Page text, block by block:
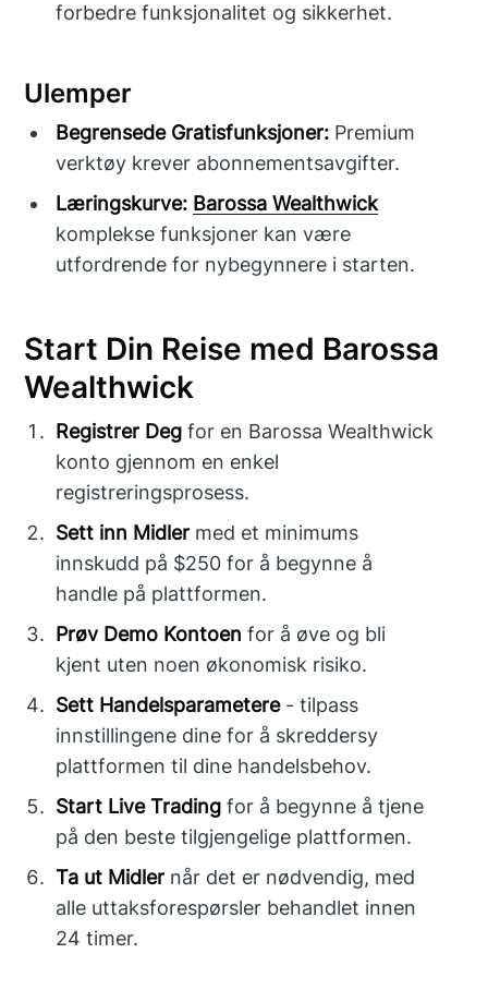
forbedre funksjonalitet og sikkerhet.
Ulemper
Begrensede Gratisfunksjoner: Premium
verktøy krever abonnementsavgifter.
Læringskurve: Barossa Wealthwick
komplekse funksjoner kan være
utfordrende for nybegynnere i starten.
Start Din Reise med Barossa
Wealthwick
Registrer Deg for en Barossa Wealthwick
konto gjennom en enkel
registreringsprosess.
Sett inn Midler med et minimums
innskudd på $250 for å begynne å
handle på plattformen.
Prøv Demo Kontoen for å øve og bli
kjent uten noen økonomisk risiko.
Sett Handelsparametere- tilpass
innstillingene dine for å skreddersy
plattformen til dine handelsbehov.
Start Live Trading for å begynne å tjene
på den beste tilgjengelige plattformen.
Ta ut Midler når det er nødvendig, med
alle uttaksforespørsler behandlet innen
24 timer.